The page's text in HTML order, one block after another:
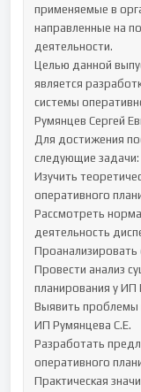
применяемые в
направленные на
деятельности.
Целью данной
является
системы
Румянцев Сергей
Для достижения
следующие задачи:
Изучить
оперативного
Рассмотреть
деятельность
Проанализировать
Провести анализ
планирования у ИП
Выявить проблемы
ИП Румянцева С.Е.
Разработать
оперативного
Практическая